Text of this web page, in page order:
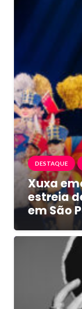
DESTAQUE
Xuxa
estreia
em São